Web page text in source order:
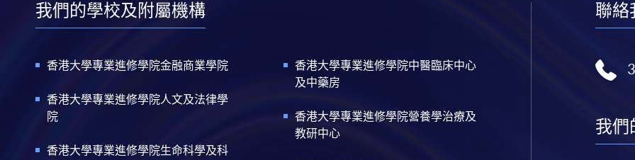
我們的學校及附屬機構
香港大學專業進修學院金融商業學院
香港大學專業進修學院人文及法律學
院
香港大學專業進修學院生命科學及科
香港大學專業進修學院中醫臨床中心
及中藥房
香港大學專業進修學院營養學治療及
教研中心
聯絡
我們